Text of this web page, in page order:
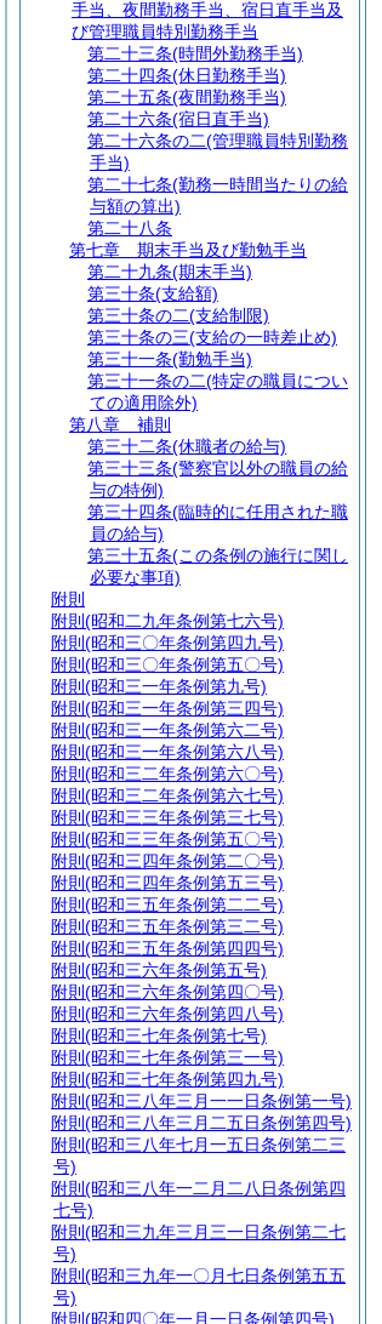
手当、夜間勤務手当、宿日直手当及
び管理職員特別勤務手当
第二十三条(時間外勤務手当)
第二十四条(休日勤務手当)
第二十五条(夜間勤務手当)
第二十六条(宿日直手当)
第二十六条の二(管理職員特別勤務
手当)
第二十七条(勤務一時間当たりの給
与額の算出)
第二十八条
第七章
期末手当及び勤勉手当
第二十九条(期末手当)
第三十条(支給額)
第三十条の二(支給制限)
第三十条の三(支給の一時差止め)
第三十一条(勤勉手当)
第三十一条の二(特定の職員につい
ての適用除外)
第八章
補則
第三十二条(休職者の給与)
第三十三条(警察官以外の職員の給
与の特例)
第三十四条(臨時的に任用された職
員の給与)
第三十五条(この条例の施行に関し
必要な事項)
附則
附則 (昭和二九年条例第七六号)
附則 (昭和三〇年条例第四九号)
附則 (昭和三〇年条例第五〇号)
附則 (昭和三一年条例第九号)
附則 (昭和三一年条例第三四号)
附則 (昭和三一年条例第六二号)
附則 (昭和三一年条例第六八号)
附則 (昭和三二年条例第六〇号)
附則 (昭和三二年条例第六七号)
附則 (昭和三三年条例第三七号)
附則 (昭和三三年条例第五〇号)
附則 (昭和三四年条例第二〇号)
附則 (昭和三四年条例第五三号)
附則 (昭和三五年条例第二二号)
附則 (昭和三五年条例第三二号)
附則 (昭和三五年条例第四四号)
附則 (昭和三六年条例第五号)
附則 (昭和三六年条例第四〇号)
附則 (昭和三六年条例第四八号)
附則 (昭和三七年条例第七号)
附則 (昭和三七年条例第三一号)
附則 (昭和三七年条例第四九号)
附則 (昭和三八年三月一一日条例第一号)
附則 (昭和三八年三月二五日条例第四号)
附則 (昭和三八年七月一五日条例第二三
号)
附則 (昭和三八年一二月二八日条例第四
七号)
附則 (昭和三九年三月三一日条例第二七
号)
附則 (昭和三九年一〇月七日条例第五五
号)
附則 (昭和四〇年一月一日条例第四号)